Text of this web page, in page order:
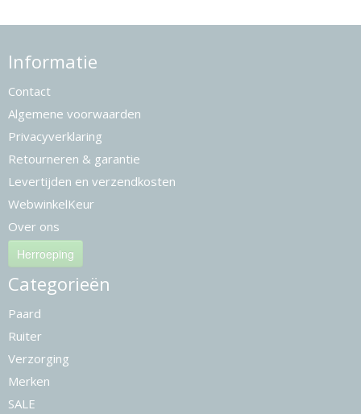
Informatie
Contact
Algemene voorwaarden
Privacyverklaring
Retourneren & garantie
Levertijden en verzendkosten
WebwinkelKeur
Over ons
Herroeping
Categorieën
Paard
Ruiter
Verzorging
Merken
SALE